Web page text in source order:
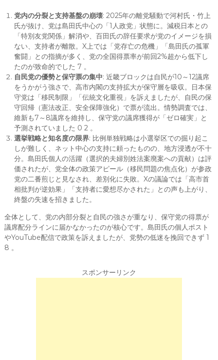
党内の分裂と支持基盤の崩壊: 2025年の離党騒動で河村氏・竹上
氏が抜け、党は島田氏中心の「1人政党」状態に。減税日本との
「特別友党関係」解消や、百田氏の辞任要求が党のイメージを損
ない、支持者が離散。X上では「党存亡の危機」「島田氏の孤軍
奮闘」との指摘が多く、党の全国得票率が前回2%超から低下し
たのが致命的でした 7 。
自民党の優勢と保守票の集中: 近畿ブロックは自民が10～12議席
をうかがう強さで、高市内閣の支持拡大が保守層を吸収。日本保
守党は「移民制限」「伝統文化重視」を訴えましたが、自民の保
守回帰（憲法改正、安全保障強化）で票が流出。情勢調査では、
維新も7～8議席を維持し、保守党の議席獲得が「ゼロ確実」と
予測されていました 0 2 。
選挙戦略と知名度の限界: 比例単独戦略は小選挙区での掘り起こ
しが難しく、ネット中心の支持に頼ったものの、地方浸透が不十
分。島田氏個人の活躍（選択的夫婦別姓法案廃案への貢献）は評
価されたが、党全体の政策アピール（移民問題の焦点化）が参政
党の二番煎じと見なされ、差別化に失敗。Xの議論では「高市首
相批判が逆効果」「支持者に愛想尽かされた」との声も上がり、
終盤の失速を招きました。
全体として、党の内部分裂と自民の強さが重なり、保守党の得票が
議席配分ラインに届かなかったのが核心です。島田氏の個人ポスト
やYouTube配信で政策を訴えましたが、党勢の低迷を挽回できず 1
8 。
スポンサーリンク